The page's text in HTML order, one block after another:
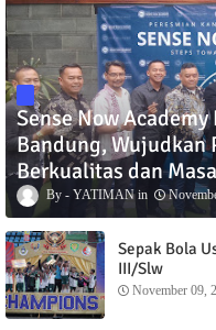
Sense Now
Bandung, Wujudkan
Berkualitas dan
YATIMAN
Sepak Bola
III/Slw
November 09,